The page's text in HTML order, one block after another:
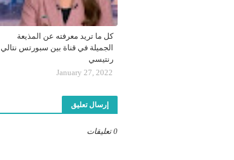
كل ما تريد معرفته عن المذيعة
الجميلة في قناة بين سبورتس نتالي
رنتيسي
January 27, 2022
إرسال تعليق
0 تعليقات